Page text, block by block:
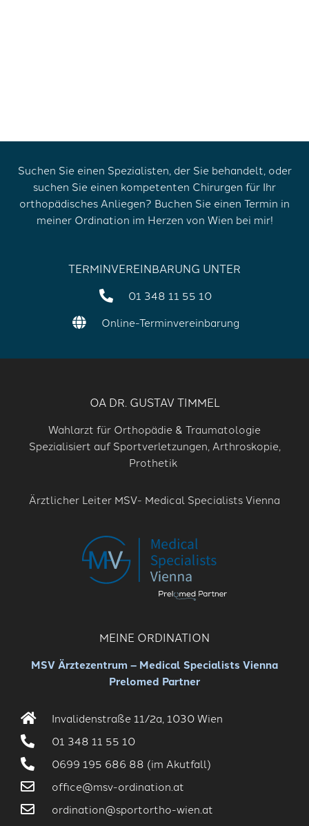
Suchen Sie einen Spezialisten, der Sie behandelt, oder
suchen Sie einen kompetenten Chirurgen für Ihr
orthopädisches Anliegen? Buchen Sie einen Termin in
meiner Ordination im Herzen von Wien bei mir!
TERMINVEREINBARUNG UNTER
01 348 11 55 10
Online-Terminvereinbarung
OA DR. GUSTAV TIMMEL
Wahlarzt für Orthopädie & Traumatologie
Spezialisiert auf Sportverletzungen, Arthroskopie,
Prothetik
Ärztlicher Leiter MSV- Medical Specialists Vienna
MEINE ORDINATION
MSV Ärztezentrum – Medical Specialists Vienna
Prelomed Partner
Invalidenstraße 11/2a, 1030 Wien
01 348 11 55 10
0699 195 686 88 (im Akutfall)
office@msv-ordination.at
ordination@sportortho-wien.at